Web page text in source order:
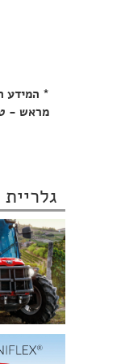
* המידע
מראש -